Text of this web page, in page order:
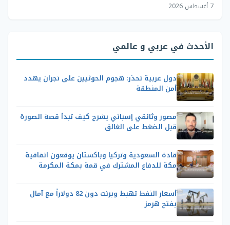
7 أغسطس 2026
الأحدث في عربي و عالمي
دول عربية تحذر: هجوم الحوثيين على نجران يهدد
أمن المنطقة
مصور وثائقي إسباني يشرح كيف تبدأ قصة الصورة
قبل الضغط على الغالق
قادة السعودية وتركيا وباكستان يوقعون اتفاقية
مكة للدفاع المشترك في قمة بمكة المكرمة
أسعار النفط تهبط وبرنت دون 82 دولاراً مع آمال
بفتح هرمز